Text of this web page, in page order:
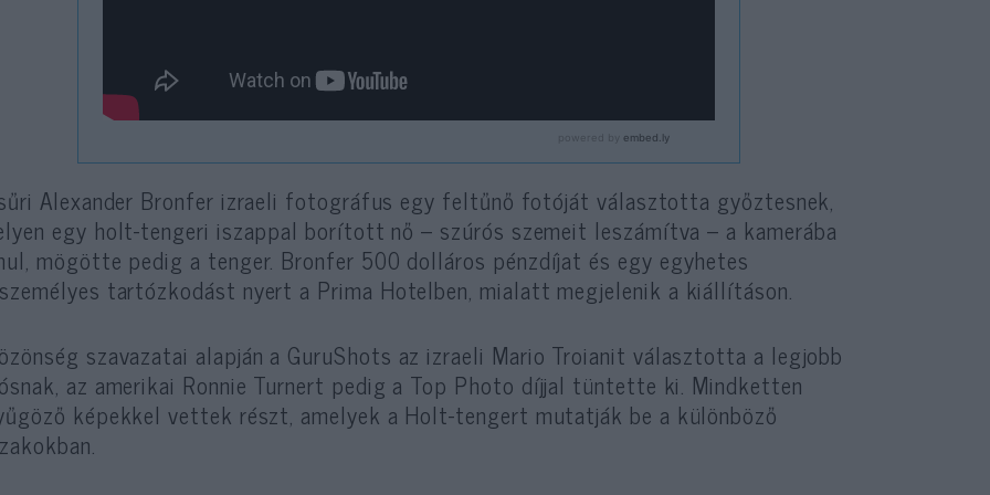
Alexander Bronfer izraeli fotográfus egy feltűnő fotóját választotta győztesnek,
egy holt-tengeri iszappal borított nő – szúrós szemeit leszámítva – a kamerába
mögötte pedig a tenger. Bronfer 500 dolláros pénzdíjat és egy egyhetes
tartózkodást nyert a Prima Hotelben, mialatt megjelenik a kiállításon.
szavazatai alapján a GuruShots az izraeli Mario Troianit választotta a legjobb
az amerikai Ronnie Turnert pedig a Top Photo díjjal tüntette ki. Mindketten
képekkel vettek részt, amelyek a Holt-tengert mutatják be a különböző